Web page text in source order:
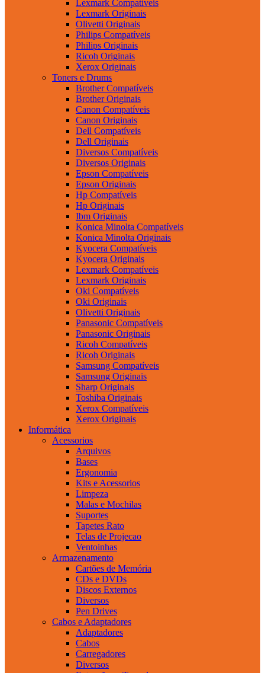
Lexmark Compatíveis
Lexmark Originais
Olivetti Originais
Philips Compatíveis
Philips Originais
Ricoh Originais
Xerox Originais
Toners e Drums
Brother Compatíveis
Brother Originais
Canon Compatíveis
Canon Originais
Dell Compatíveis
Dell Originais
Diversos Compatíveis
Diversos Originais
Epson Compatíveis
Epson Originais
Hp Compatíveis
Hp Originais
Ibm Originais
Konica Minolta Compatíveis
Konica Minolta Originais
Kyocera Compatíveis
Kyocera Originais
Lexmark Compatíveis
Lexmark Originais
Oki Compatíveis
Oki Originais
Olivetti Originais
Panasonic Compatíveis
Panasonic Originais
Ricoh Compatíveis
Ricoh Originais
Samsung Compatíveis
Samsung Originais
Sharp Originais
Toshiba Originais
Xerox Compatíveis
Xerox Originais
Informática
Acessorios
Arquivos
Bases
Ergonomia
Kits e Acessorios
Limpeza
Malas e Mochilas
Suportes
Tapetes Rato
Telas de Projecao
Ventoinhas
Armazenamento
Cartões de Memória
CDs e DVDs
Discos Externos
Diversos
Pen Drives
Cabos e Adaptadores
Adaptadores
Cabos
Carregadores
Diversos